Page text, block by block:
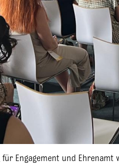
Engagement und